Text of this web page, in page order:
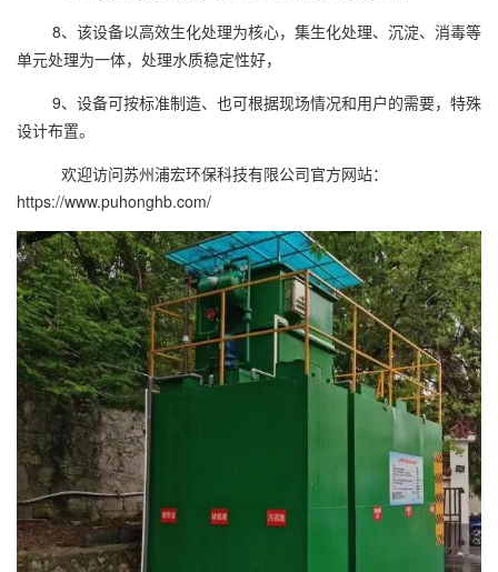
8、该设备以高效生化处理为核心，集生化处理、沉淀、消毒等
单元处理为一体，处理水质稳定性好，
9、设备可按标准制造、也可根据现场情况和用户的需要，特殊
设计布置。
欢迎访问苏州浦宏环保科技有限公司官方网站：
https://www.puhonghb.com/